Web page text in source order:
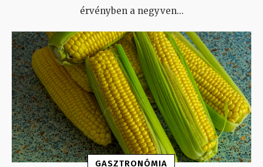
érvényben a negyven...
GASZTRONÓMIA